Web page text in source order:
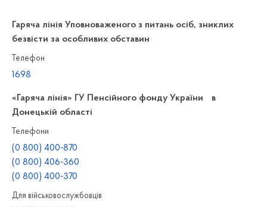
Гаряча лінія Уповноваженого з питань осіб, зниклих
безвісти за особливих обставин
Телефон
1698
«Гаряча лінія» ГУ Пенсійного фонду України в
Донецькій області
Телефони
(0 800) 400-870
(0 800) 406-360
(0 800) 400-370
Для військовослужбовців